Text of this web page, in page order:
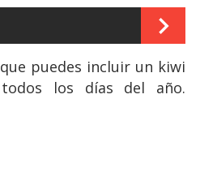
puedes incluir un kiwi
los días del año.